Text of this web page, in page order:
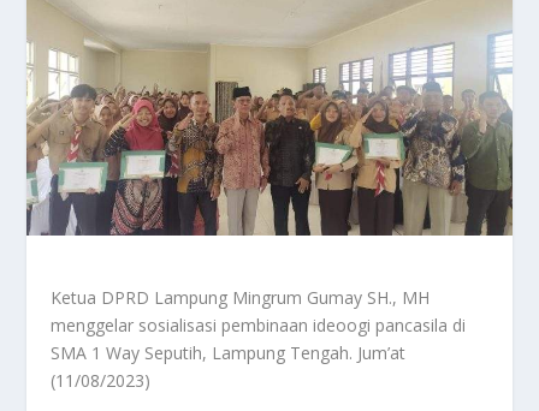
Ketua DPRD Lampung Mingrum Gumay SH., MH
menggelar sosialisasi pembinaan ideoogi pancasila di
SMA 1 Way Seputih, Lampung Tengah. Jum’at
(11/08/2023)